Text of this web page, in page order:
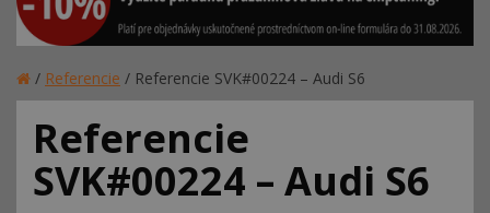
/ Referencie / Referencie SVK#00224 – Audi S6
Referencie
SVK#00224 – Audi S6